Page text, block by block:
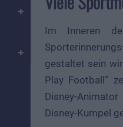
Im Inneren
gestaltet sein
Play Football”
Disney-
Disney-Kumpel